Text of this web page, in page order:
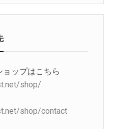
ョップはこちら
shop/
shop/contact